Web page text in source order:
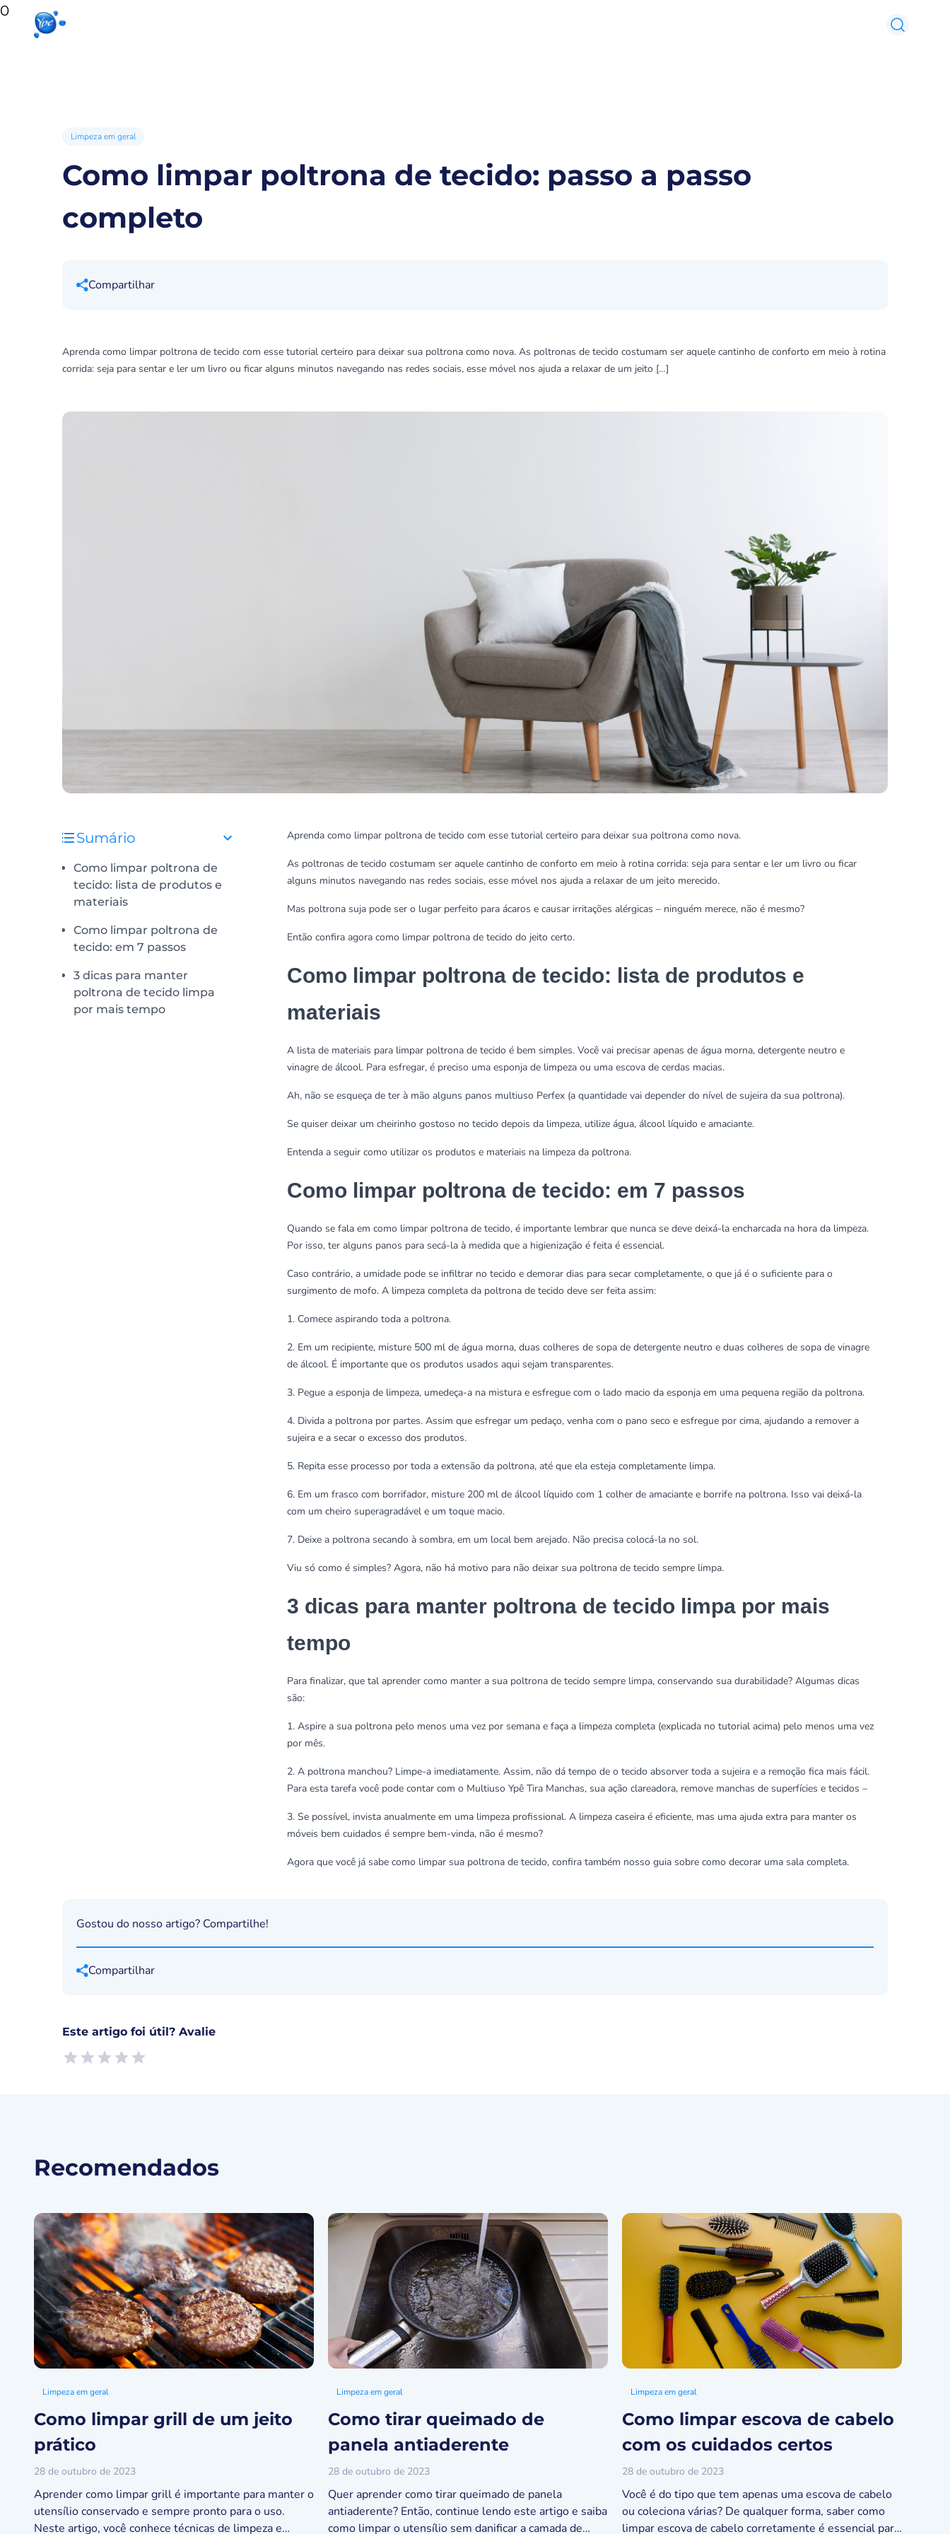
0
Limpeza em geral
Como limpar poltrona de tecido: passo a passo
completo
Compartilhar
Aprenda como limpar poltrona de tecido com esse tutorial certeiro para deixar sua poltrona como nova. As poltronas de tecido costumam ser aquele cantinho de conforto em meio à rotina
corrida: seja para sentar e ler um livro ou ficar alguns minutos navegando nas redes sociais, esse móvel nos ajuda a relaxar de um jeito […]
Sumário
Como limpar poltrona de
tecido: lista de produtos e
materiais
Como limpar poltrona de
tecido: em 7 passos
3 dicas para manter
poltrona de tecido limpa
por mais tempo
Aprenda como limpar poltrona de tecido com esse tutorial certeiro para deixar sua poltrona como nova.
As poltronas de tecido costumam ser aquele cantinho de conforto em meio à rotina corrida: seja para sentar e ler um livro ou ficar
alguns minutos navegando nas redes sociais, esse móvel nos ajuda a relaxar de um jeito merecido.
Mas poltrona suja pode ser o lugar perfeito para ácaros e causar irritações alérgicas – ninguém merece, não é mesmo?
Então confira agora como limpar poltrona de tecido do jeito certo.
Como limpar poltrona de tecido: lista de produtos e
materiais
A lista de materiais para limpar poltrona de tecido é bem simples. Você vai precisar apenas de água morna, detergente neutro e
vinagre de álcool. Para esfregar, é preciso uma esponja de limpeza ou uma escova de cerdas macias.
Ah, não se esqueça de ter à mão alguns panos multiuso Perfex (a quantidade vai depender do nível de sujeira da sua poltrona).
Se quiser deixar um cheirinho gostoso no tecido depois da limpeza, utilize água, álcool líquido e amaciante.
Entenda a seguir como utilizar os produtos e materiais na limpeza da poltrona.
Como limpar poltrona de tecido: em 7 passos
Quando se fala em como limpar poltrona de tecido, é importante lembrar que nunca se deve deixá-la encharcada na hora da limpeza.
Por isso, ter alguns panos para secá-la à medida que a higienização é feita é essencial.
Caso contrário, a umidade pode se infiltrar no tecido e demorar dias para secar completamente, o que já é o suficiente para o
surgimento de mofo. A limpeza completa da poltrona de tecido deve ser feita assim:
1. Comece aspirando toda a poltrona.
2. Em um recipiente, misture 500 ml de água morna, duas colheres de sopa de detergente neutro e duas colheres de sopa de vinagre
de álcool. É importante que os produtos usados aqui sejam transparentes.
3. Pegue a esponja de limpeza, umedeça-a na mistura e esfregue com o lado macio da esponja em uma pequena região da poltrona.
4. Divida a poltrona por partes. Assim que esfregar um pedaço, venha com o pano seco e esfregue por cima, ajudando a remover a
sujeira e a secar o excesso dos produtos.
5. Repita esse processo por toda a extensão da poltrona, até que ela esteja completamente limpa.
6. Em um frasco com borrifador, misture 200 ml de álcool líquido com 1 colher de amaciante e borrife na poltrona. Isso vai deixá-la
com um cheiro superagradável e um toque macio.
7. Deixe a poltrona secando à sombra, em um local bem arejado. Não precisa colocá-la no sol.
Viu só como é simples? Agora, não há motivo para não deixar sua poltrona de tecido sempre limpa.
3 dicas para manter poltrona de tecido limpa por mais
tempo
Para finalizar, que tal aprender como manter a sua poltrona de tecido sempre limpa, conservando sua durabilidade? Algumas dicas
são:
1. Aspire a sua poltrona pelo menos uma vez por semana e faça a limpeza completa (explicada no tutorial acima) pelo menos uma vez
por mês.
2. A poltrona manchou? Limpe-a imediatamente. Assim, não dá tempo de o tecido absorver toda a sujeira e a remoção fica mais fácil.
Para esta tarefa você pode contar com o Multiuso Ypê Tira Manchas, sua ação clareadora, remove manchas de superfícies e tecidos –
3. Se possível, invista anualmente em uma limpeza profissional. A limpeza caseira é eficiente, mas uma ajuda extra para manter os
móveis bem cuidados é sempre bem-vinda, não é mesmo?
Agora que você já sabe como limpar sua poltrona de tecido, confira também nosso guia sobre como decorar uma sala completa.
Gostou do nosso artigo? Compartilhe!
Compartilhar
Este artigo foi útil? Avalie
Recomendados
Limpeza em geral
Como limpar grill de um jeito
prático
28 de outubro de 2023
Aprender como limpar grill é importante para manter o
utensílio conservado e sempre pronto para o uso.
Neste artigo, você conhece técnicas de limpeza e
Limpeza em geral
Como tirar queimado de
panela antiaderente
28 de outubro de 2023
Quer aprender como tirar queimado de panela
antiaderente? Então, continue lendo este artigo e saiba
como limpar o utensílio sem danificar a camada de
Limpeza em geral
Como limpar escova de cabelo
com os cuidados certos
28 de outubro de 2023
Você é do tipo que tem apenas uma escova de cabelo
ou coleciona várias? De qualquer forma, saber como
limpar escova de cabelo corretamente é essencial para